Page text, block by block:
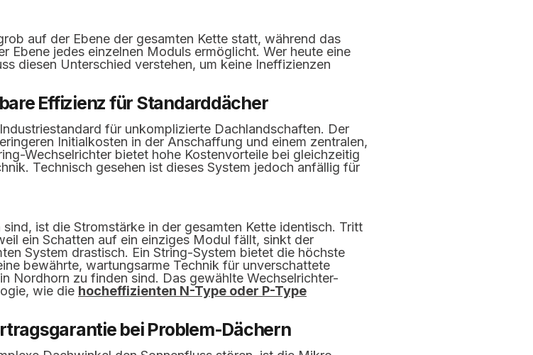
auf der Ebene der gesamten Kette statt, während das
Ebene jedes einzelnen Moduls ermöglicht. Wer heute eine
diesen Unterschied verstehen, um keine Ineffizienzen
Effizienz für Standarddächer
für unkomplizierte Dachlandschaften. Der
Initialkosten in der Anschaffung und einem zentralen,
Wechselrichter bietet hohe Kostenvorteile bei gleichzeitig
Technisch gesehen ist dieses System jedoch anfällig für
ist die Stromstärke in der gesamten Kette identisch. Tritt
ein Schatten auf ein einziges Modul fällt, sinkt der
System drastisch. Ein String-System bietet die höchste
bewährte, wartungsarme Technik für unverschattete
Nordhorn zu finden sind. Das gewählte Wechselrichter-
wie die hocheffizienten N-Type oder P-Type
bei Problem-Dächern